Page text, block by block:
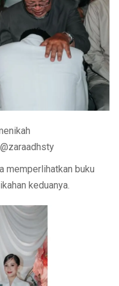
memperlihatkan buku
keduanya.